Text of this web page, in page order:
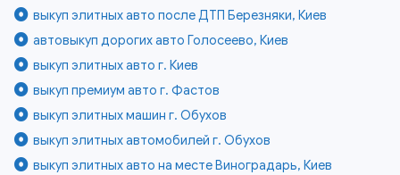
выкуп элитных авто после ДТП Березняки, Киев
автовыкуп дорогих авто Голосеево, Киев
выкуп элитных авто г. Киев
выкуп премиум авто г. Фастов
выкуп элитных машин г. Обухов
выкуп элитных автомобилей г. Обухов
выкуп элитных авто на месте Виноградарь, Киев